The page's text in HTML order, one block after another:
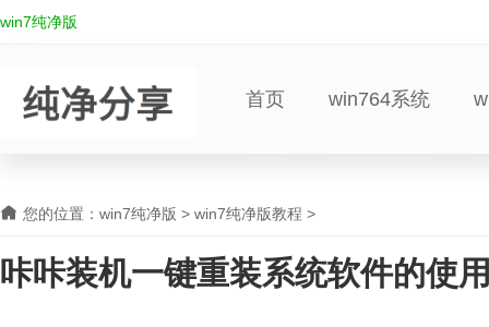
win7纯净版
首页 win764系统
您的位置： win7纯净版 > win7纯净版教程 >
咔咔装机一键重装系统软件的使